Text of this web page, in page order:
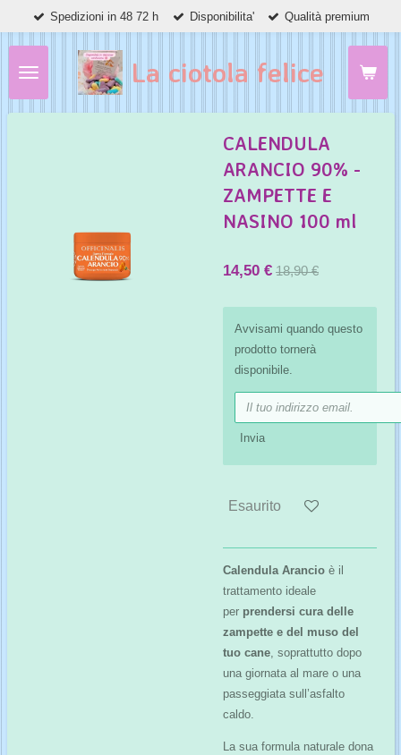
principale
La ciotola felice
Spedizioni in 48 72 h Disponibilita' Qualità premium
CALENDULA
ARANCIO 90% -
ZAMPETTE E
NASINO 100 ml
14,50 € 18,90 €
Avvisami quando questo
prodotto tornerà
disponibile.
Invia
Esaurito
Calendula Arancio è il
trattamento ideale
per prendersi cura delle
zampette e del muso del
tuo cane, soprattutto dopo
una giornata al mare o una
passeggiata sull’asfalto
caldo.
La sua formula naturale dona